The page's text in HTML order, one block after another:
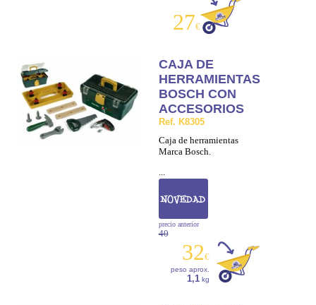
27€
CAJA DE
HERRAMIENTAS
BOSCH CON
ACCESORIOS
Ref. K8305
Caja de herramientas
Marca Bosch.
...
precio anterior
40
32€
peso aprox.
1,1kg